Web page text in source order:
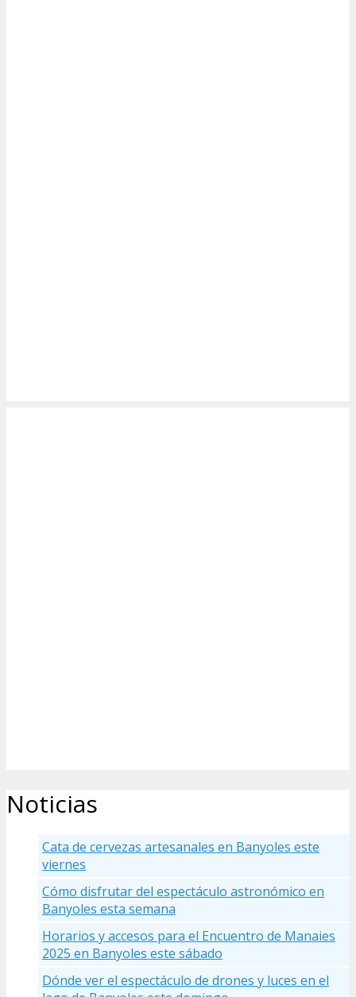
Noticias
Cata de cervezas artesanales en Banyoles este
viernes
Cómo disfrutar del espectáculo astronómico en
Banyoles esta semana
Horarios y accesos para el Encuentro de Manaies
2025 en Banyoles este sábado
Dónde ver el espectáculo de drones y luces en el